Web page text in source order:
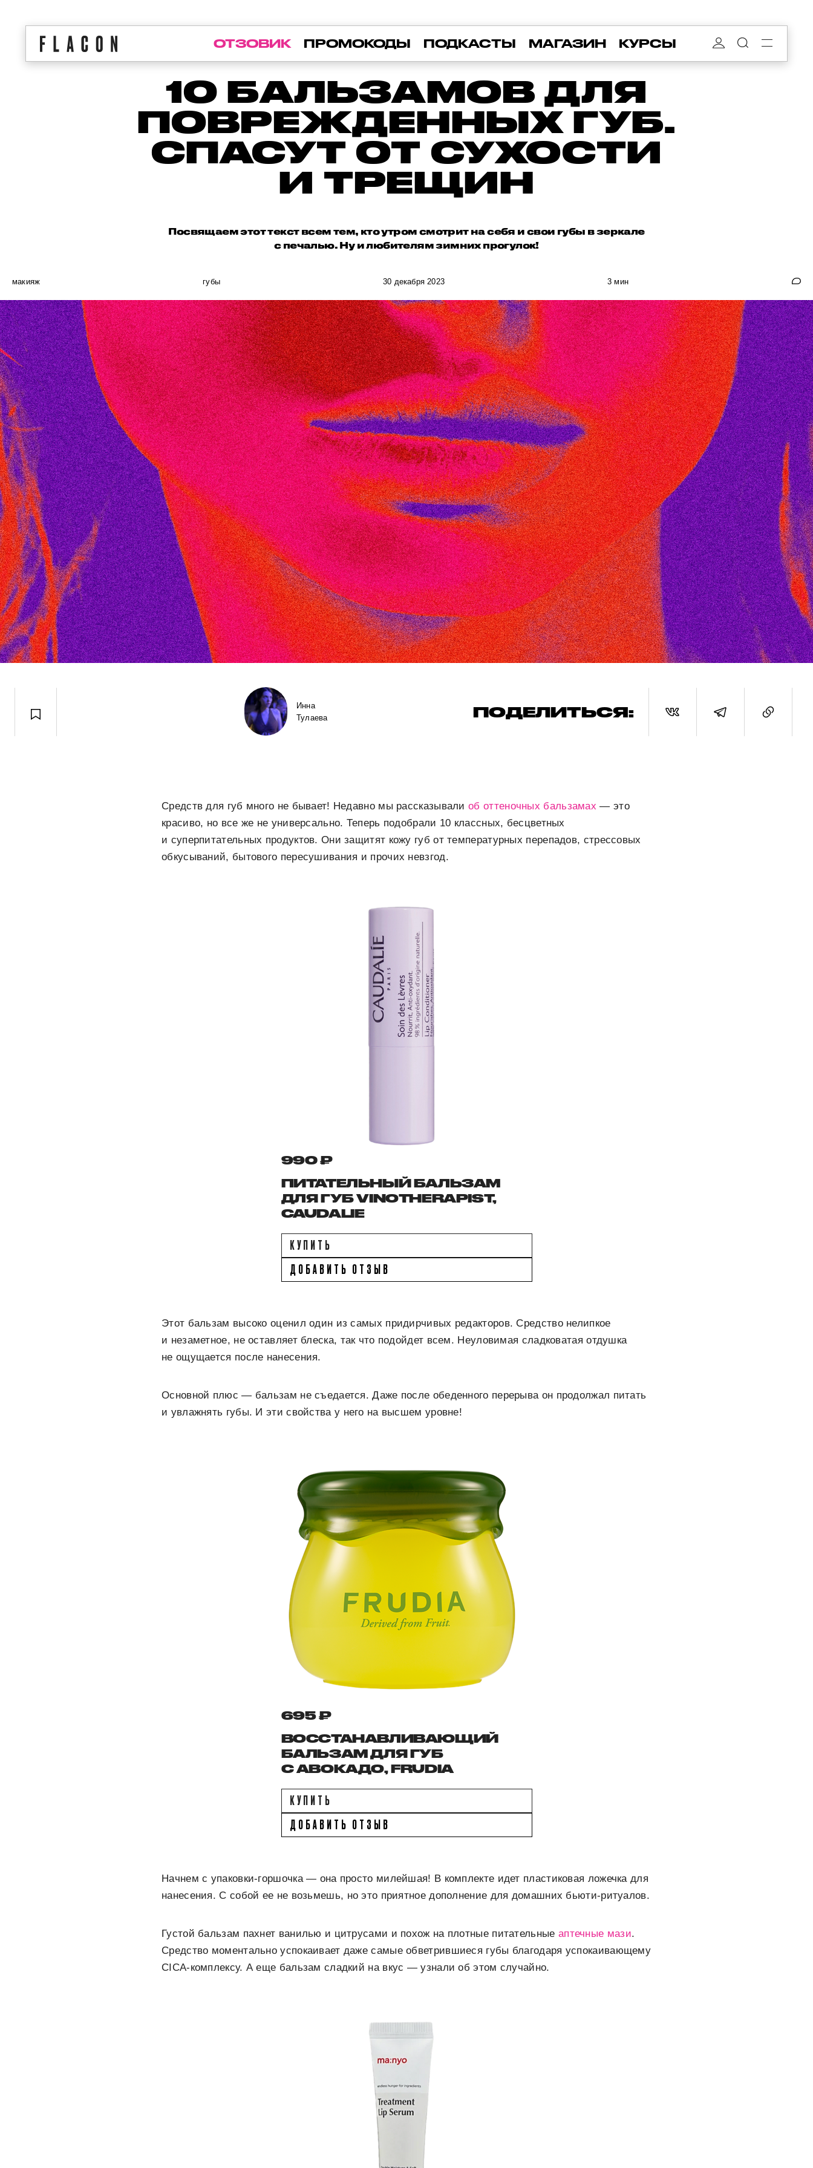
ОТЗОВИК ПРОМОКОДЫ ПОДКАСТЫ МАГАЗИН КУРСЫ
10 БАЛЬЗАМОВ ДЛЯ
ПОВРЕЖДЕННЫХ ГУБ.
СПАСУТ ОТ СУХОСТИ
И ТРЕЩИН
Посвящаем этот текст всем тем, кто утром смотрит на себя и свои губы в зеркале
с печалью. Ну и любителям зимних прогулок!
макияж губы 30 декабря 2023 3 мин
Инна
Тулаева
ПОДЕЛИТЬСЯ:
Средств для губ много не бывает! Недавно мы рассказывалиоб оттеночных бальзамах — это
красиво, но все же не универсально. Теперь подобрали 10 классных, бесцветных
и суперпитательных продуктов. Они защитят кожу губ от температурных перепадов, стрессовых
обкусываний, бытового пересушивания и прочих невзгод.
990 ₽
ПИТАТЕЛЬНЫЙ БАЛЬЗАМ
ДЛЯ ГУБ VINOTHERAPIST,
CAUDALIE
КУПИТЬ
ДОБАВИТЬ ОТЗЫВ
Этот бальзам высоко оценил один из самых придирчивых редакторов. Средство нелипкое
и незаметное, не оставляет блеска, так что подойдет всем. Неуловимая сладковатая отдушка
не ощущается после нанесения.
Основной плюс — бальзам не съедается. Даже после обеденного перерыва он продолжал питать
и увлажнять губы. И эти свойства у него на высшем уровне!
695 ₽
ВОССТАНАВЛИВАЮЩИЙ
БАЛЬЗАМ ДЛЯ ГУБ
С АВОКАДО, FRUDIA
КУПИТЬ
ДОБАВИТЬ ОТЗЫВ
Начнем с упаковки-горшочка — она просто милейшая! В комплекте идет пластиковая ложечка для
нанесения. С собой ее не возьмешь, но это приятное дополнение для домашних бьюти-ритуалов.
Густой бальзам пахнет ванилью и цитрусами и похож на плотные питательные аптечные мази.
Средство моментально успокаивает даже самые обветрившиеся губы благодаря успокаивающему
CICA-комплексу. А еще бальзам сладкий на вкус — узнали об этом случайно.